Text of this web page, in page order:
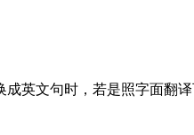
英文句时，若是照字面翻译